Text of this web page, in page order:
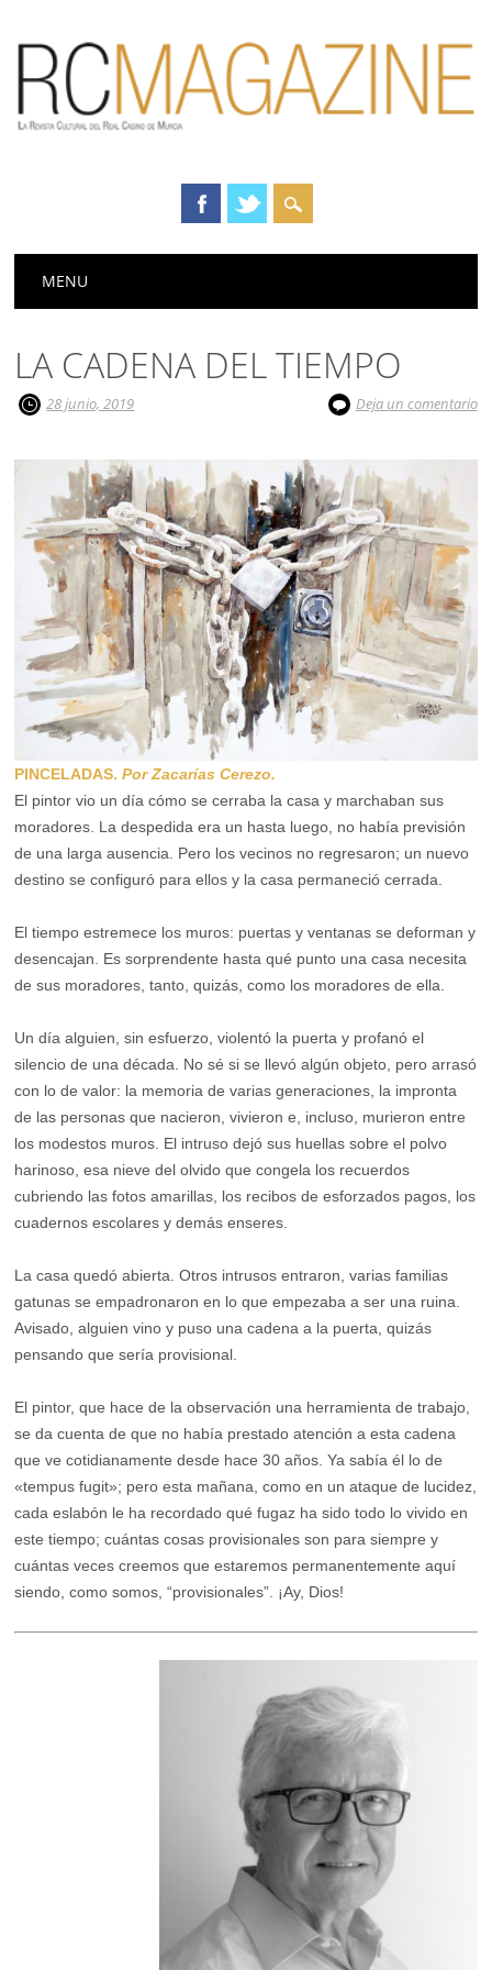
Menú principal
MENU
LA CADENA DEL TIEMPO
28 junio, 2019 Deja un comentario
PINCELADAS.Por Zacarías Cerezo.
El pintor vio un día cómo se cerraba la casa y marchaban sus
moradores. La despedida era un hasta luego, no había previsión
de una larga ausencia. Pero los vecinos no regresaron; un nuevo
destino se configuró para ellos y la casa permaneció cerrada.
El tiempo estremece los muros: puertas y ventanas se deforman y
desencajan. Es sorprendente hasta qué punto una casa necesita
de sus moradores, tanto, quizás, como los moradores de ella.
Un día alguien, sin esfuerzo, violentó la puerta y profanó el
silencio de una década. No sé si se llevó algún objeto, pero arrasó
con lo de valor: la memoria de varias generaciones, la impronta
de las personas que nacieron, vivieron e, incluso, murieron entre
los modestos muros. El intruso dejó sus huellas sobre el polvo
harinoso, esa nieve del olvido que congela los recuerdos
cubriendo las fotos amarillas, los recibos de esforzados pagos, los
cuadernos escolares y demás enseres.
La casa quedó abierta. Otros intrusos entraron, varias familias
gatunas se empadronaron en lo que empezaba a ser una ruina.
Avisado, alguien vino y puso una cadena a la puerta, quizás
pensando que sería provisional.
El pintor, que hace de la observación una herramienta de trabajo,
se da cuenta de que no había prestado atención a esta cadena
que ve cotidianamente desde hace 30 años. Ya sabía él lo de
«tempus fugit»; pero esta mañana, como en un ataque de lucidez,
cada eslabón le ha recordado qué fugaz ha sido todo lo vivido en
este tiempo; cuántas cosas provisionales son para siempre y
cuántas veces creemos que estaremos permanentemente aquí
siendo, como somos, “provisionales”. ¡Ay, Dios!